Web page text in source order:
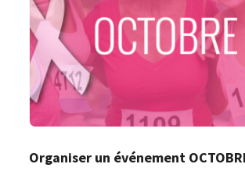
Organiser un événement